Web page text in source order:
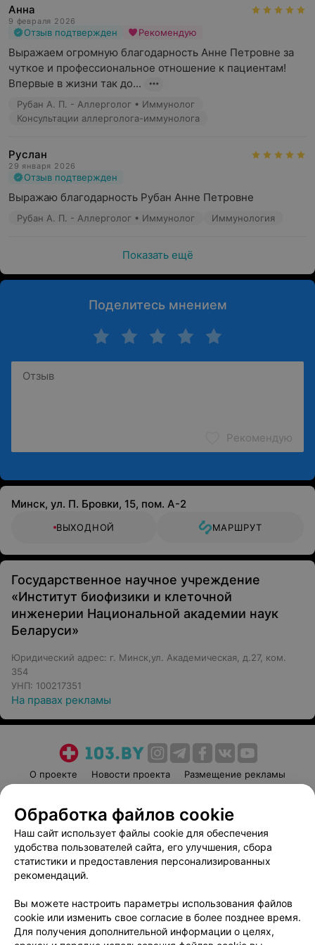
На месте осуществляется забор крови, введение
инъекций.
Записаться на прием можно в будние дни.
Обращаем ваше внимание, что обязательна
медицинские услуги могут иметь
противопоказания и побочные реакции.
Анна
9 февраля 2026
Отзыв подтвержден Рекомендую
Выражаем огромную благодарность Анне Петровне за
чуткое и профессиональное отношение к пациентам!
Впервые в жизни так до...
Рубан А. П. - Аллерголог • Иммунолог
Консультации аллерголога-иммунолога
Руслан
29 января 2026
Отзыв подтвержден
Выражаю благодарность Рубан Анне Петровне
Рубан А. П. - Аллерголог • Иммунолог Иммунология
Показать ещё
Поделитесь мнением
Рекомендую
Минск, ул. П. Бровки, 15, пом. А-2
ВЫХОДНОЙ МАРШРУТ
Государственное научное учреждение
«Институт биофизики и клеточной
инженерии Национальной академии наук
Беларуси»
Юридический адрес: г. Минск,ул. Академическая, д.27, ком.
354
УНП: 100217351
На правах рекламы
О проекте Новости проекта
Размещение рекламы
Пользовательское соглашение
Способы оплаты
Вакансии
Партнеры
Написать руководителю 103.by
Обработка персональных данных
Обработка файлов cookie
Наш сайт использует файлы cookie для обеспечения
удобства пользователей сайта, его улучшения, сбора
статистики и предоставления персонализированных
рекомендаций.
Вы можете настроить параметры использования файлов
cookie или изменить свое согласие в более позднее время.
Для получения дополнительной информации о целях,